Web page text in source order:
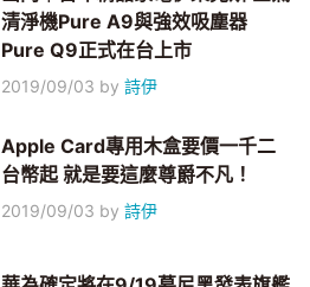
清淨機Pure A9與強效吸塵器
Pure Q9正式在台上市
2019/09/03 by詩伊
Apple Card專用木盒要價一千二
台幣起 就是要這麼尊爵不凡！
2019/09/03 by詩伊